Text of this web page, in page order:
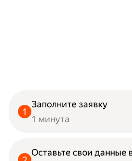
Заполните заявку
1 минута
Оставьте свои данные